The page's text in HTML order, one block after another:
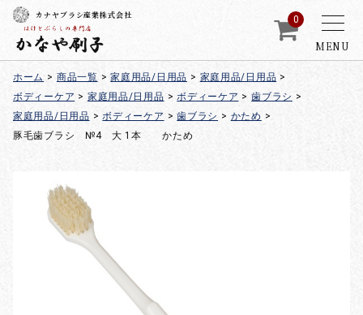
MENU
カナヤブラシ産業株式会社 0
ホーム > 商品一覧 > 家庭用品/日用品 > 家庭用品/日用品 >
ボディーケア > 家庭用品/日用品 > ボディーケア > 歯ブラシ >
家庭用品/日用品 > ボディーケア > 歯ブラシ > かため >
豚毛歯ブラシ №4 大 1本 かため